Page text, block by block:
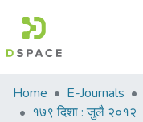
Communities
&
Home E-Journals
१७९ दिशा : जुलै २०१२